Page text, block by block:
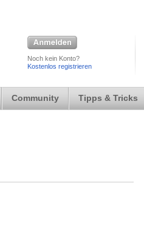
Noch kein Konto?
Kostenlos registrieren
Community Tipps & Tricks